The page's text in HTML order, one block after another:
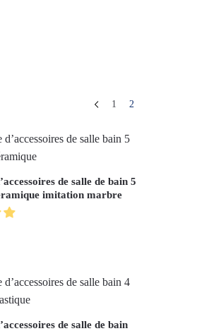
1 2
de salle de bain 5
imitation marbre
de salle de bain